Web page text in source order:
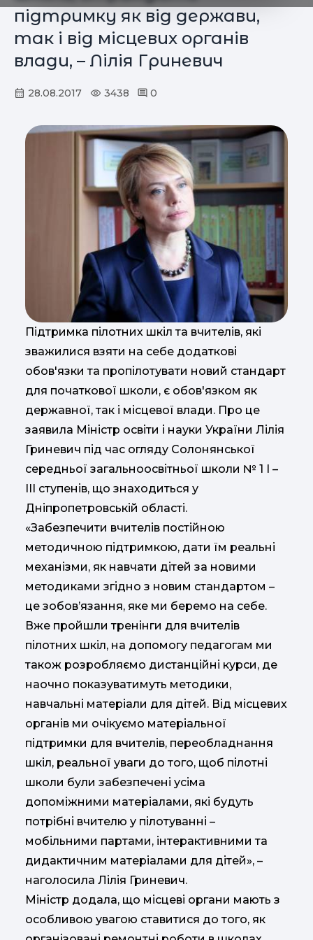
підтримку як від держави,
так і від місцевих органів
влади, – Лілія Гриневич
28.08.2017 3438 0
Підтримка пілотних шкіл та вчителів, які
зважилися взяти на себе додаткові
обов'язки та пропілотувати новий стандарт
для початкової школи, є обов'язком як
державної, так і місцевої влади. Про це
заявила Міністр освіти і науки України Лілія
Гриневич під час огляду Солонянської
середньої загальноосвітньої школи № 1 І –
ІІІ ступенів, що знаходиться у
Дніпропетровській області.
«Забезпечити вчителів постійною
методичною підтримкою, дати їм реальні
механізми, як навчати дітей за новими
методиками згідно з новим стандартом –
це зобов’язання, яке ми беремо на себе.
Вже пройшли тренінги для вчителів
пілотних шкіл, на допомогу педагогам ми
також розробляємо дистанційні курси, де
наочно показуватимуть методики,
навчальні матеріали для дітей. Від місцевих
органів ми очікуємо матеріальної
підтримки для вчителів, переобладнання
шкіл, реальної уваги до того, щоб пілотні
школи були забезпечені усіма
допоміжними матеріалами, які будуть
потрібні вчителю у пілотуванні –
мобільними партами, інтерактивними та
дидактичним матеріалами для дітей», –
наголосила Лілія Гриневич.
Міністр додала, що місцеві органи мають з
особливою увагою ставитися до того, як